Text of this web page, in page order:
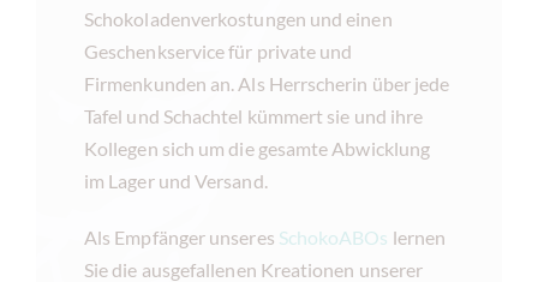
Schokoladenverkostungen und einen
Geschenkservice für private und
Firmenkunden an. Als Herrscherin über jede
Tafel und Schachtel kümmert sie und ihre
Kollegen sich um die gesamte Abwicklung
im Lager und Versand.
Als Empfänger unseres SchokoABOs lernen
Sie die ausgefallenen Kreationen unserer